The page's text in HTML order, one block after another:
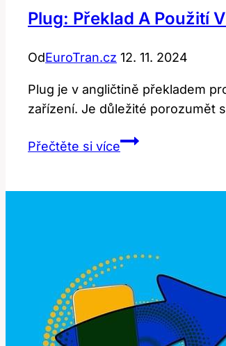
Plug: Překlad A Použití
OdEuroTran.cz 12. 11. 2024
Plug je v angličtině překladem
zařízení. Je důležité porozumět
Přečtěte si vícePlug:
jazyce